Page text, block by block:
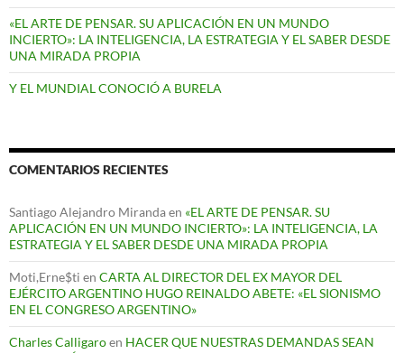
«EL ARTE DE PENSAR. SU APLICACIÓN EN UN MUNDO
INCIERTO»: LA INTELIGENCIA, LA ESTRATEGIA Y EL SABER DESDE
UNA MIRADA PROPIA
Y EL MUNDIAL CONOCIÓ A BURELA
COMENTARIOS RECIENTES
Santiago Alejandro Mirandaen «EL ARTE DE PENSAR. SU
APLICACIÓN EN UN MUNDO INCIERTO»: LA INTELIGENCIA, LA
ESTRATEGIA Y EL SABER DESDE UNA MIRADA PROPIA
Moti,Erne$ti en CARTA AL DIRECTOR DEL EX MAYOR DEL
EJÉRCITO ARGENTINO HUGO REINALDO ABETE: «EL SIONISMO
EN EL CONGRESO ARGENTINO»
Charles Calligaroen HACER QUE NUESTRAS DEMANDAS SEAN